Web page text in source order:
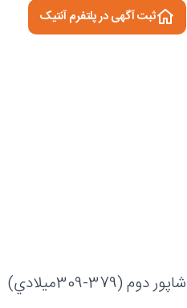
ثبت آگهی در پلتفرم آنتیک
شاپور دوم (379-309ميلادي)